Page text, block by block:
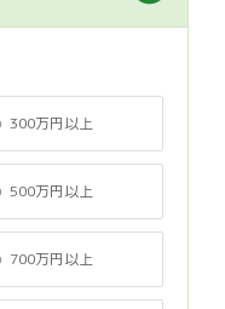
300万円以上
500万円以上
700万円以上